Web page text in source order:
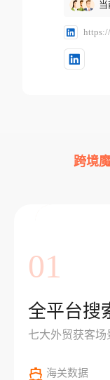
跨境魔
01
全平台搜
七大外贸获客场
海关数据